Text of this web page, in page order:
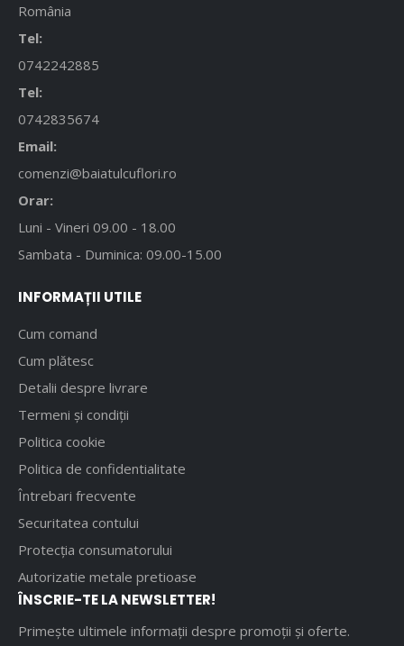
România
Tel:
0742242885
Tel:
0742835674
Email:
comenzi@baiatulcuflori.ro
Orar:
Luni - Vineri 09.00 - 18.00
Sambata - Duminica: 09.00-15.00
INFORMAȚII UTILE
Cum comand
Cum plătesc
Detalii despre livrare
Termeni și condiții
Politica cookie
Politica de confidentialitate
Întrebari frecvente
Securitatea contului
Protecția consumatorului
Autorizatie metale pretioase
ÎNSCRIE-TE LA NEWSLETTER!
Primește ultimele informații despre promoții și oferte.